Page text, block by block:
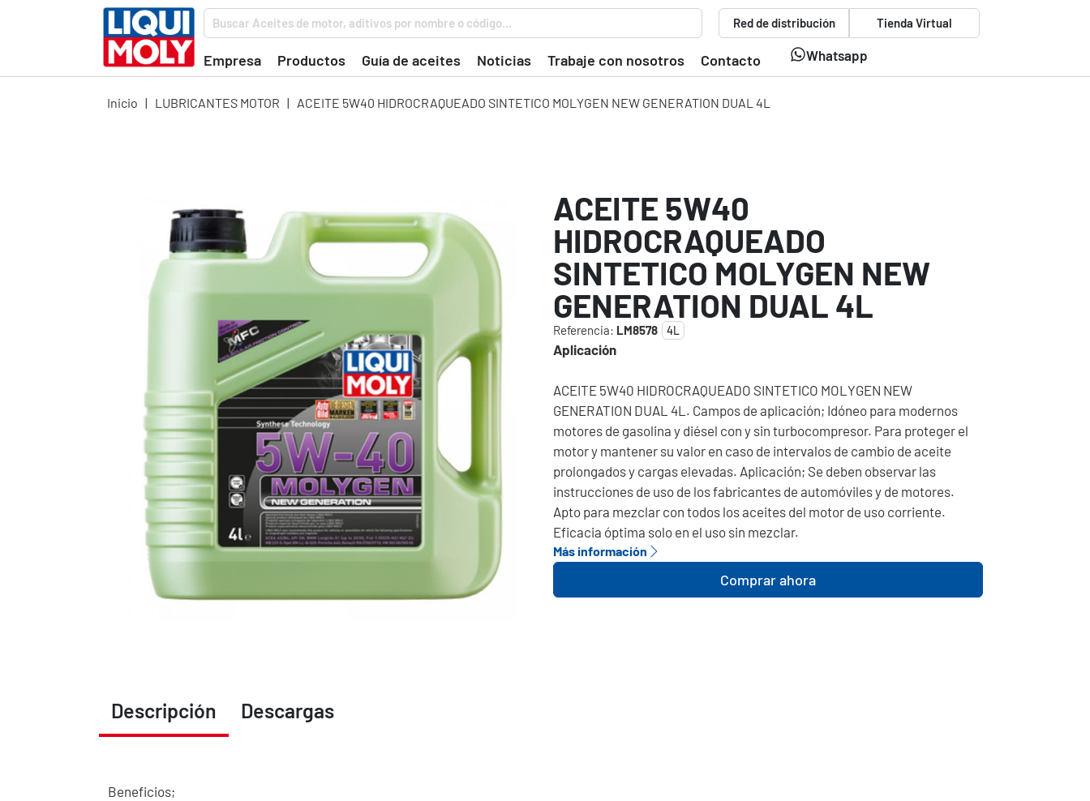
Buscar Aceites de motor, aditivos por nombre o código... Red de distribución Tienda Virtual
Empresa Productos Guía de aceites Noticias Trabaje con nosotros Contacto Whatsapp
Inicio | LUBRICANTES MOTOR | ACEITE 5W40 HIDROCRAQUEADO SINTETICO MOLYGEN NEW GENERATION DUAL 4L
ACEITE 5W40
HIDROCRAQUEADO
SINTETICO MOLYGEN NEW
GENERATION DUAL 4L
Referencia: LM8578 4L
Aplicación
ACEITE 5W40 HIDROCRAQUEADO SINTETICO MOLYGEN NEW
GENERATION DUAL 4L. Campos de aplicación; Idóneo para modernos
motores de gasolina y diésel con y sin turbocompresor. Para proteger el
motor y mantener su valor en caso de intervalos de cambio de aceite
prolongados y cargas elevadas. Aplicación; Se deben observar las
instrucciones de uso de los fabricantes de automóviles y de motores.
Apto para mezclar con todos los aceites del motor de uso corriente.
Eficacia óptima solo en el uso sin mezclar.
Más información
Comprar ahora
Descripción Descargas
Beneficios;